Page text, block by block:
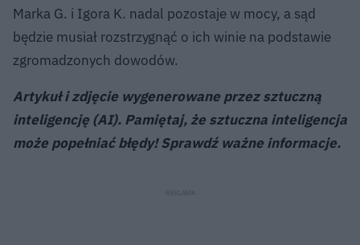
Marka G. i Igora K. nadal pozostaje w mocy, a sąd
będzie musiał rozstrzygnąć o ich winie na podstawie
zgromadzonych dowodów.
Artykuł i zdjęcie wygenerowane przez sztuczną
inteligencję (AI). Pamiętaj, że sztuczna inteligencja
może popełniać błędy! Sprawdź ważne informacje.